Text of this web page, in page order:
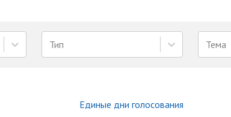
Тип Тема
Единые дни голосования